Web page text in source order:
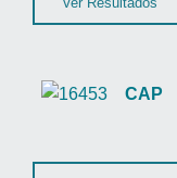
CAP